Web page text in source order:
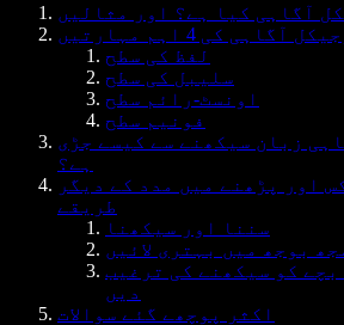
آگاہی کیا ہے؟ اور مثالیں
کی 4 اہم مہارتیں
لفظ کی سطح
سلیبل کی سطح
اونسٹ-رائم سطح
فونیم سطح
زبان سیکھنے سے کیسے جڑی
ہے؟
اور پڑھنے میں مدد کے دیگر
طریقے
سننا اور سیکھنا
بوجھ میں بہتری لائیں
کو سیکھنے کی ترغیب
دیں
اکثر پوچھے گئے سوالات